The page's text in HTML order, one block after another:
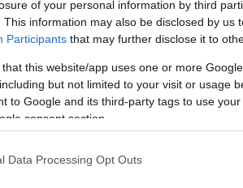
of your personal information by third
This information may also be disclosed by us
Participants that may further disclose it to
that this website/app uses one or more
but not limited to your visit or usage
to Google and its third-party tags to use
consent section.
Data Processing Opt Outs